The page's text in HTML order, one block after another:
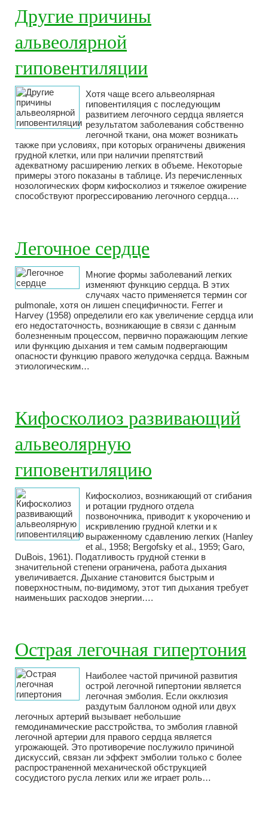
Другие причины
альвеолярной
гиповентиляции
Хотя чаще всего альвеолярная
гиповентиляция с последующим
развитием легочного сердца является
результатом заболевания собственно
легочной ткани, она может возникать
также при условиях, при которых ограничены движения
грудной клетки, или при наличии препятствий
адекватному расширению легких в объеме. Некоторые
примеры этого показаны в таблице. Из перечисленных
нозологических форм кифосколиоз и тяжелое ожирение
способствуют прогрессированию легочного сердца….
Легочное сердце
Многие формы заболеваний легких
изменяют функцию сердца. В этих
случаях часто применяется термин cor
pulmonale, хотя он лишен специфичности. Ferrer и
Harvey (1958) определили его как увеличение сердца или
его недостаточность, возникающие в связи с данным
болезненным процессом, первично поражающим легкие
или функцию дыхания и тем самым подвергающим
опасности функцию правого желудочка сердца. Важным
этиологическим…
Кифосколиоз развивающий
альвеолярную
гиповентиляцию
Кифосколиоз, возникающий от сгибания
и ротации грудного отдела
позвоночника, приводит к укорочению и
искривлению грудной клетки и к
выраженному сдавлению легких (Hanley
et al., 1958; Bergofsky et al., 1959; Garo,
DuBois, 1961). Податливость грудной стенки в
значительной степени ограничена, работа дыхания
увеличивается. Дыхание становится быстрым и
поверхностным, по-видимому, этот тип дыхания требует
наименьших расходов энергии….
Острая легочная гипертония
Наиболее частой причиной развития
острой легочной гипертонии является
легочная эмболия. Если окклюзия
раздутым баллоном одной или двух
легочных артерий вызывает небольшие
гемодинамические расстройства, то эмболия главной
легочной артерии для правого сердца является
угрожающей. Это противоречие послужило причиной
дискуссий, связан ли эффект эмболии только с более
распространенной механической обструкцией
сосудистого русла легких или же играет роль…